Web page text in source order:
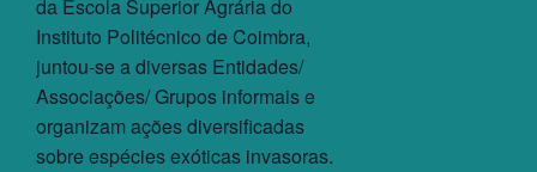
da Escola Superior Agrária do
Instituto Politécnico de Coimbra,
juntou-se a diversas Entidades/
Associações/ Grupos informais e
organizam ações diversificadas
sobre espécies exóticas invasoras.